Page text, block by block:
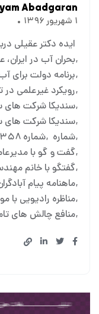
Abadgaran
۱ شهریور ۱۳۹۶
ایده دکتر عقیلی
بحران آب در ایران،
برنامه دولت برای
رویکرد غیرعلمی در
سندیکا شرکت های
سندیکا شرکت های
شماره شماره ۳۵۸
گفت و گو با
گفتگو با خانم
ماهنامه پیام آبادگران
مناظره رادیویی با
منافع چالش های